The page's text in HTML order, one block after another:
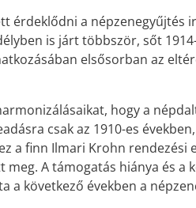
érdeklődni a
is járt többször, sőt
elsősorban az
hogy a
csak az 1910-es
a finn Ilmari Krohn rendezési
A támogatás hiánya és
a következő években a